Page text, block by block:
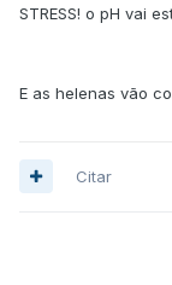
STRESS! o pH vai
E as helenas vão
Citar